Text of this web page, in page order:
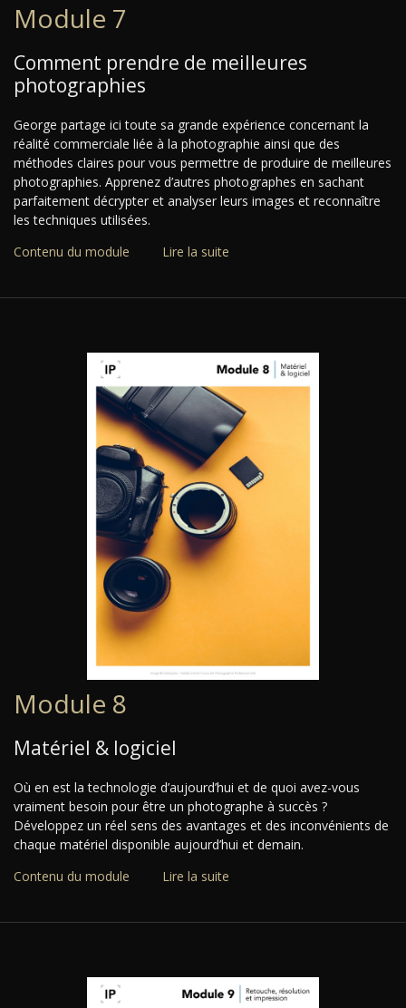
Module 7
Comment prendre de meilleures
photographies
George partage ici toute sa grande expérience concernant la
réalité commerciale liée à la photographie ainsi que des
méthodes claires pour vous permettre de produire de meilleures
photographies. Apprenez d’autres photographes en sachant
parfaitement décrypter et analyser leurs images et reconnaître
les techniques utilisées.
Contenu du module
Lire la suite
Module 8
Matériel & logiciel
Où en est la technologie d’aujourd’hui et de quoi avez-vous
vraiment besoin pour être un photographe à succès ?
Développez un réel sens des avantages et des inconvénients de
chaque matériel disponible aujourd’hui et demain.
Contenu du module
Lire la suite